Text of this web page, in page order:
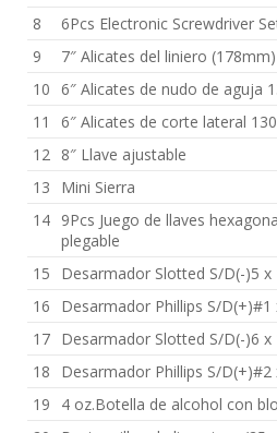
8
6Pcs Electronic Screwdriver
9
7″ Alicates del liniero (178mm)
10 6″ Alicates de nudo de aguja
11
6″ Alicates de corte lateral
12 8″ Llave ajustable
13
Mini Sierra
14 9Pcs Juego de llaves
plegable
15 Desarmador Slotted S/D(-)5 x
16
Desarmador Phillips S/D(+)#1
17 Desarmador Slotted S/D(-)6 x
18
Desarmador Phillips S/D(+)#2
19
4 oz.Botella de alcohol con